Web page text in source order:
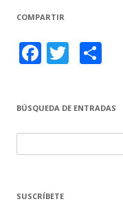
COMPARTIR
F
ac
b
o
o
k
T
w
er p
ar
ti
BÚSQUEDA DE ENTRADAS
u
SUSCRÍBETE